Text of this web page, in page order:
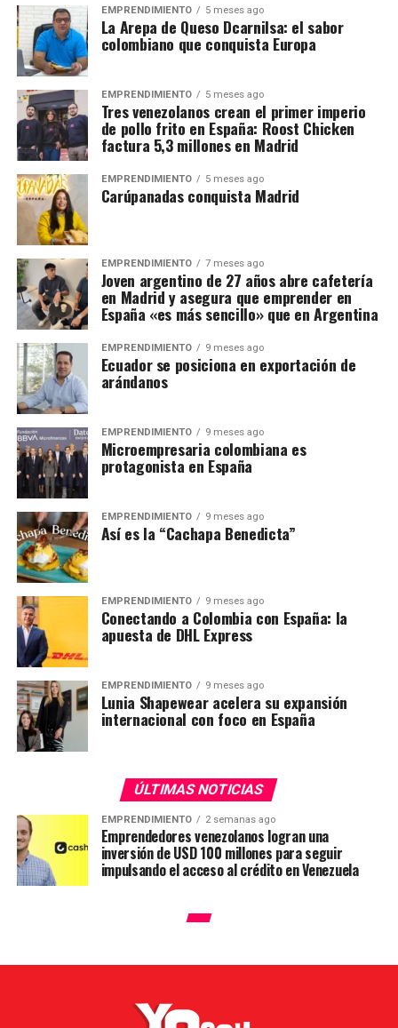
EMPRENDIMIENTO 5 meses ago
La Arepa de Queso Dcarnilsa: el sabor
colombiano que conquista Europa
EMPRENDIMIENTO 5 meses ago
Tres venezolanos crean el primer imperio
de pollo frito en España: Roost Chicken
factura 5,3 millones en Madrid
EMPRENDIMIENTO 5 meses ago
Carúpanadas conquista Madrid
EMPRENDIMIENTO 7 meses ago
Joven argentino de 27 años abre cafetería
en Madrid y asegura que emprender en
España «es más sencillo» que en Argentina
EMPRENDIMIENTO 9 meses ago
Ecuador se posiciona en exportación de
arándanos
EMPRENDIMIENTO 9 meses ago
Microempresaria colombiana es
protagonista en España
EMPRENDIMIENTO 9 meses ago
Así es la “Cachapa Benedicta”
EMPRENDIMIENTO 9 meses ago
Conectando a Colombia con España: la
apuesta de DHL Express
EMPRENDIMIENTO 9 meses ago
Lunia Shapewear acelera su expansión
internacional con foco en España
ÚLTIMAS NOTICIAS
EMPRENDIMIENTO 2 semanas ago
Emprendedores venezolanos logran una
inversión de USD 100 millones para seguir
impulsando el acceso al crédito en Venezuela